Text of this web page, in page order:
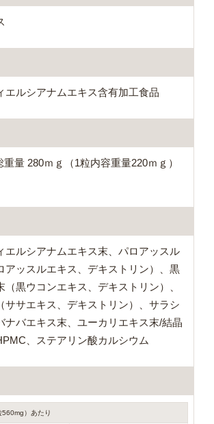
エルシアナムエキス含有加工食品
量 280ｍｇ（1粒内容重量220ｍｇ）
エルシアナムエキス末、パロアッスル
アッスルエキス、デキストリン）、黒
（黒ウコンエキス、デキストリン）、
ササエキス、デキストリン）、サラシ
ナバエキス末、ユーカリエキス末/結晶
、ステアリン酸カルシウム
）あたり